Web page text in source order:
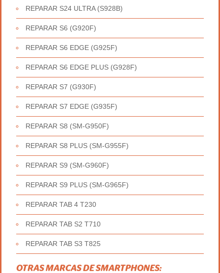
REPARAR S24 ULTRA (S928B)
REPARAR S6 (G920F)
REPARAR S6 EDGE (G925F)
REPARAR S6 EDGE PLUS (G928F)
REPARAR S7 (G930F)
REPARAR S7 EDGE (G935F)
REPARAR S8 (SM-G950F)
REPARAR S8 PLUS (SM-G955F)
REPARAR S9 (SM-G960F)
REPARAR S9 PLUS (SM-G965F)
REPARAR TAB 4 T230
REPARAR TAB S2 T710
REPARAR TAB S3 T825
OTRAS MARCAS DE SMARTPHONES: